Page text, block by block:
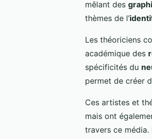
mêlant des
thèmes de l’
Les théoriciens
académique des
spécificités du
permet de créer
Ces artistes et
mais ont
travers ce média.